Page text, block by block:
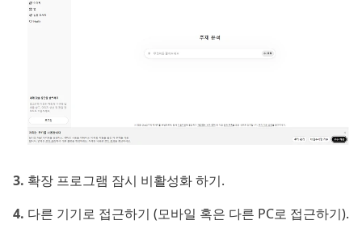
확장 프로그램 잠시 비활성화 하기.
다른 기기로 접근하기 (모바일 혹은 다른 PC로 접근하기).